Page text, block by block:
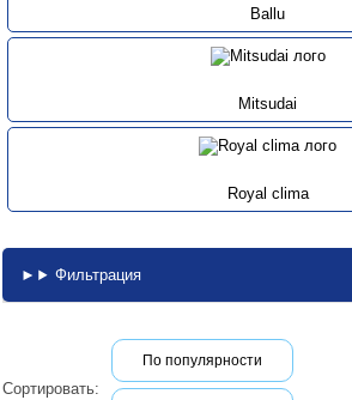
Ballu
Mitsudai
Royal clima
Фильтрация
Сортировать:
По популярности